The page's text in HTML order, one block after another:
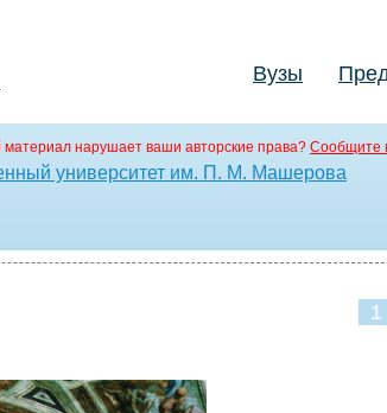
Вузы
нарушает ваши авторские права? Сообщите
университет им. П. М. Машерова
1